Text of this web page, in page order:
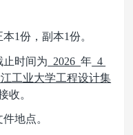
1份，副本1份。
止时间为 2026年 4
工业大学工程设计集
收。
地点。